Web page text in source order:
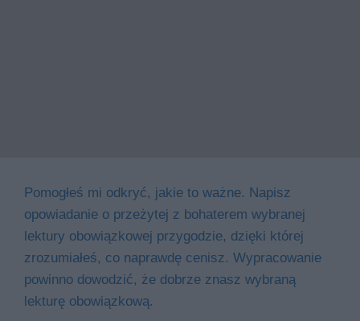
Pomogłeś mi odkryć, jakie to ważne. Napisz
opowiadanie o przeżytej z bohaterem wybranej
lektury obowiązkowej przygodzie, dzięki której
zrozumiałeś, co naprawdę cenisz. Wypracowanie
powinno dowodzić, że dobrze znasz wybraną
lekturę obowiązkową.